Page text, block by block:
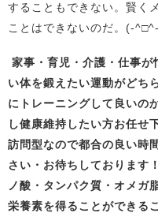
することもできない。賢く
ことはできないのだ。 (-
家事・育児・介護・仕事
い体を鍛えたい運動がどち
にトレーニングして良いの
し健康維持したい方お任せ
訪問型なので都合の良い時
さい・お待ちしております
ノ酸・タンパク質・オメガ
栄養素を得ることができる